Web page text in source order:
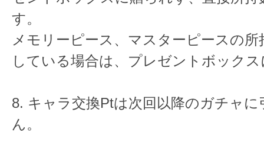
す。
メモリーピース、マスターピースの所
している場合は、プレゼントボック
8. キャラ交換Ptは次回以降のガチャ
ん。